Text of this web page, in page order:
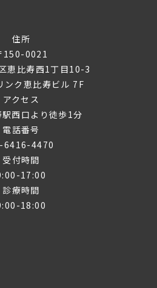
住所
150-0021
恵比寿西1丁目10-3
ンク恵比寿ビル 7F
アクセス
西口より徒歩1分
電話番号
6416-4470
受付時間
17:00
診療時間
18:00